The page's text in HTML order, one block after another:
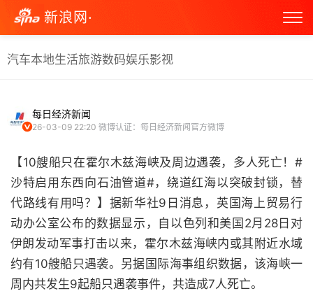
新浪网·
汽车本地生活旅游数码娱乐影视
每日经济新闻
26-03-09 22:20 微博认证：每日经济新闻官方微博
【10艘船只在霍尔木兹海峡及周边遇袭，多人死亡！#
沙特启用东西向石油管道#，绕道红海以突破封锁，替
代路线有用吗？】据新华社9日消息，英国海上贸易行
动办公室公布的数据显示，自以色列和美国2月28日对
伊朗发动军事打击以来，霍尔木兹海峡内或其附近水域
约有10艘船只遇袭。另据国际海事组织数据，该海峡一
周内共发生9起船只遇袭事件，共造成7人死亡。